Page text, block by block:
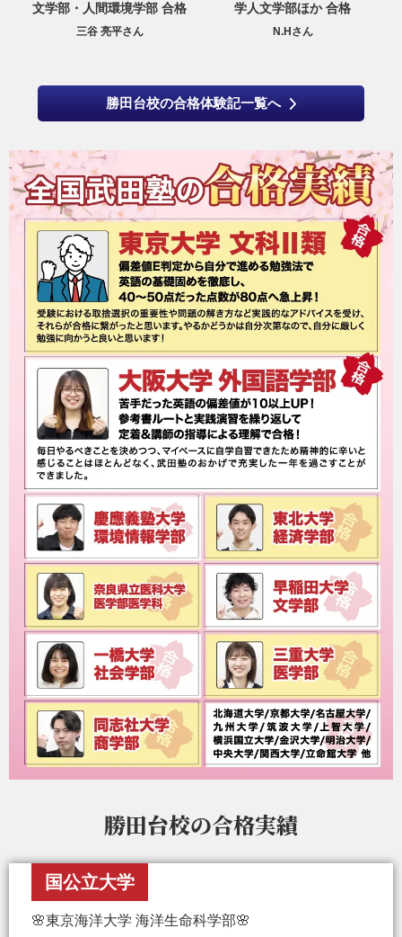
文学部・人間環境学部 合格
三谷 亮平さん
学人文学部ほか 合格
N.Hさん
勝田台校の合格体験記一覧へ
勝田台校の合格実績
国公立大学
🌸東京海洋大学 海洋生命科学部🌸